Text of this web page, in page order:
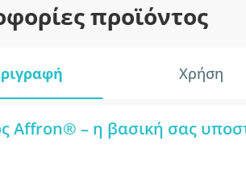
προϊόντος
Χρήση
Affron® – η βασική σας